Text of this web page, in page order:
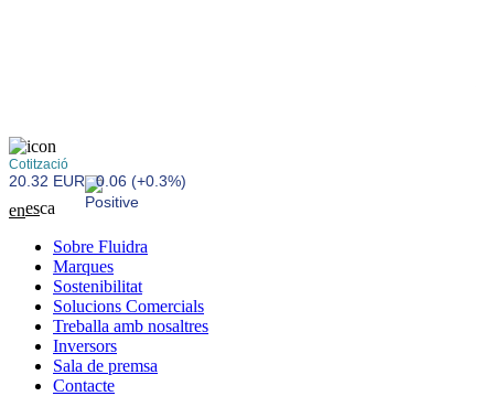
Cotització
20.32 EUR 0.06 (+0.3%)
enesca
Sobre Fluidra
Marques
Sostenibilitat
Solucions Comercials
Treballa amb nosaltres
Inversors
Sala de premsa
Contacte